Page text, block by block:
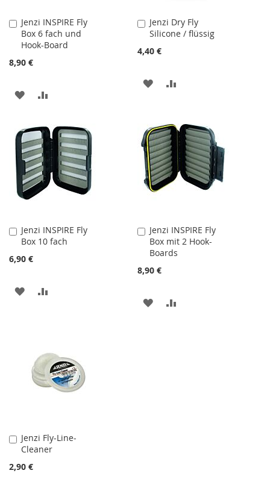
Jenzi INSPIRE Fly
Box 6 fach und
Hook-Board
8,90 €
In
den
Warenkorb
ZUR
HINZUFÜGEN
HINZUFÜGEN
Jenzi Dry Fly
Silicone / flüssig
4,40 €
In
den
Warenkorb
ZUR
HINZUFÜGEN
HINZUFÜGEN
Jenzi INSPIRE Fly
Box 10 fach
6,90 €
In
den
Warenkorb
ZUR
Jenzi INSPIRE Fly
Box mit 2 Hook-
Boards
8,90 €
In
den
Warenkorb
ZUR
Jenzi Fly-Line-
Cleaner
2,90 €
In
den
Warenkorb